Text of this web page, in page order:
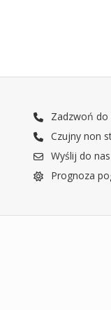
Zadzwoń do
Czujny non
Wyślij do
Prognoza